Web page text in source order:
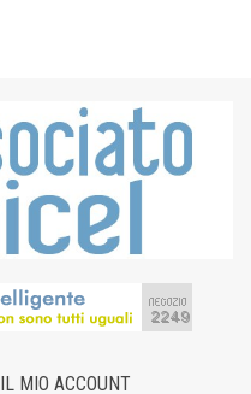
IL MIO ACCOUNT